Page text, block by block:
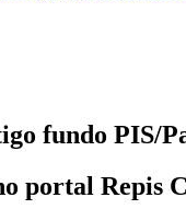
fundo PIS/
portal Repis